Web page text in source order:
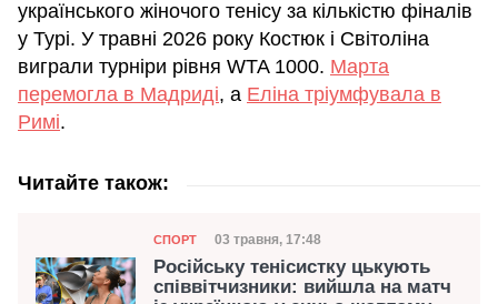
українського жіночого тенісу за кількістю фіналів
у Турі. У травні 2026 року Костюк і Світоліна
виграли турніри рівня WTA 1000. Марта
перемогла в Мадриді, а Еліна тріумфувала в
Римі.
Читайте також:
Категорія
СПОРТ Дата публікації
03 травня, 17:48
Російську тенісистку цькують
співвітчизники: вийшла на матч